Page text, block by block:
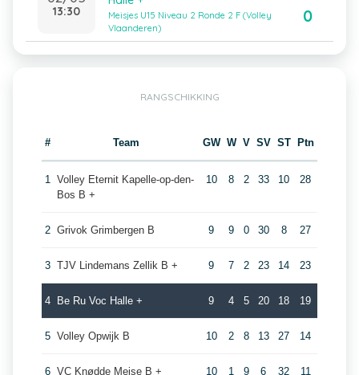
13:30
Meisjes U15 Niveau 2 Ronde 2 F (Volley
Vlaanderen)
0
RANGSCHIKKING
# Team GW W V SV ST Ptn
1 Volley Eternit Kapelle-op-den-
Bos B +
10 8 2 33 10 28
2 Grivok Grimbergen B 9 9 0 30 8 27
3 TJV Lindemans Zellik B + 9 7 2 23 14 23
4 Be Ru Voc Halle + 9 4 5 20 18 19
5 Volley Opwijk B 10 2 8 13 27 14
6 VC Knødde Meise B + 10 1 9 6 32 11